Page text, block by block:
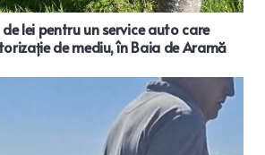
lei pentru un service auto care
de mediu, în Baia de Aramă